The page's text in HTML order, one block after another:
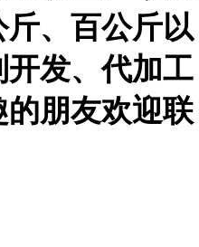
、百公斤以
发、代加工
朋友欢迎联